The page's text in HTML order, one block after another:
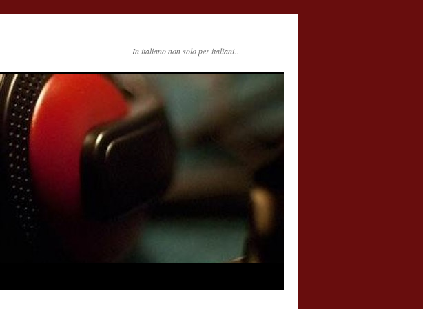
In italiano non solo per italiani…